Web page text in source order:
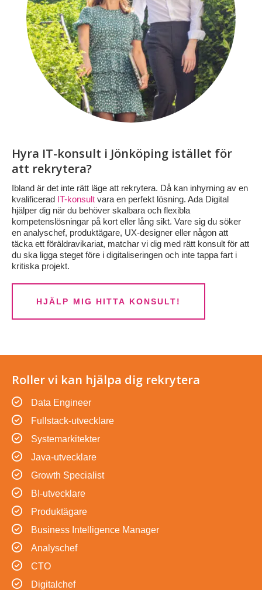
Hyra IT-konsult i Jönköping istället för
att rekrytera?
Ibland är det inte rätt läge att rekrytera. Då kan inhyrning av en
kvalificerad IT-konsult vara en perfekt lösning. Ada Digital
hjälper dig när du behöver skalbara och flexibla
kompetenslösningar på kort eller lång sikt. Vare sig du söker
en analyschef, produktägare, UX-designer eller någon att
täcka ett föräldravikariat, matchar vi dig med rätt konsult för att
du ska ligga steget före i digitaliseringen och inte tappa fart i
kritiska projekt.
HJÄLP MIG HITTA KONSULT!
Roller vi kan hjälpa dig rekrytera
Data Engineer
Fullstack-utvecklare
Systemarkitekter
Java-utvecklare
Growth Specialist
BI-utvecklare
Produktägare
Business Intelligence Manager
Analyschef
CTO
Digitalchef